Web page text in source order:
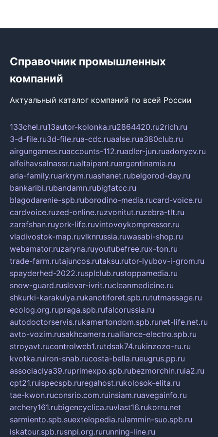
Справочник промышленных
компаний
Актуальный каталог компаний по всей России
133chel.ru13autor-kolonka.ru2864420.ru2rich.ru
3-d-file.ru3d-file.rua-cdc.ruaalse.rua380club.ru
airgungames.ruaccounts-112.ruadler-jun.ruadonyev.ru
alfeihavsalnassr.rualtaipant.ruargentinamia.ru
aria-family.ruarkrym.ruashanet.rubelgorod-day.ru
bankaribi.rubandamn.rubigfatcc.ru
blagodarenie-spb.ruborodino-media.rucard-voice.ru
cardvoice.ruzed-online.ruzvonitut.ruzebra-tlt.ru
zarafshan.ruyork-life.ruvintovoykompressor.ru
vladivostok-map.ruvlknrussia.ruwasabi-shop.ru
webamator.ruzaryna.ruyoutubefree.rux-ton.ru
trade-farm.rutajuncos.rutaksu.rutor-lyubov-i-grom.ru
spayderhed-2022.rusplclub.rustoppamedia.ru
snow-guard.ruslovar-ivrit.rucleanmedicine.ru
shkurki-karakulya.rukanotiforet.spb.rututmassage.ru
ecolog.org.rupraga.spb.rufalcorussia.ru
autodoctorservis.rukamertondom.spb.runet-life.net.ru
avto-vozim.rusakhcamera.rualliance-electro.spb.ru
stroyavt.rucontrolweb1.rutdsak74.rukinzozo-ru.ru
kvotka.ruiron-snab.rucosta-bella.rueugrus.pp.ru
associaciya39.ruprimexpo.spb.rubezmorchin.ruia2.ru
cpt21.ruispecspb.ruregahost.rukolosok-elita.ru
tae-kwon.ruconsrio.com.ruinsiam.ruavegainfo.ru
archery161.rubigencyclica.ruvlast16.rukorru.net
sarmiento.spb.suextelopedia.rulammin-suo.spb.ru
iskatour.spb.rusnpi.org.rurunning-line.ru